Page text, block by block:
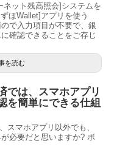
ネット残高照会]システムを
ほWallet]アプリを使う
で入力項目が不要で、銀
確認できることをご存じ
を読む
では、スマホアプリ
を簡単にできる仕組
スマホアプリ以外でも、
必要だと思いますか? ボ